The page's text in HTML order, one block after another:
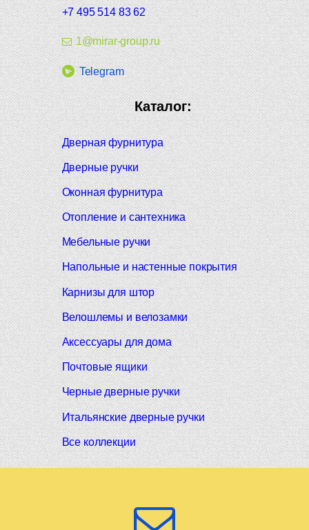
+7 495 514 83 62
1@mirar-group.ru
Telegram
Каталог:
Дверная фурнитура
Дверные ручки
Оконная фурнитура
Отопление и сантехника
Мебельные ручки
Напольные и настенные покрытия
Карнизы для штор
Велошлемы и велозамки
Аксессуары для дома
Почтовые ящики
Черные дверные ручки
Итальянские дверные ручки
Все коллекции